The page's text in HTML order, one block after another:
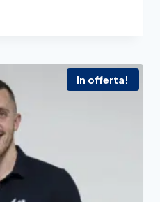
In offerta!